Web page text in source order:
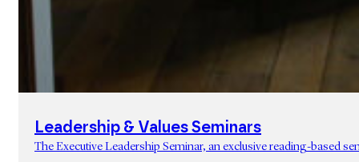
Leadership & Values Seminars
The Executive Leadership Seminar, an exclusive reading-based